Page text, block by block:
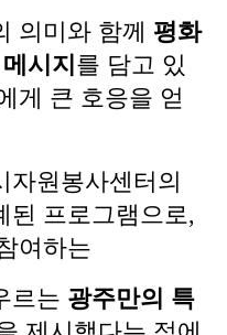
의미와 함께 평화
시지 를 담고 있
게 큰 호응을 얻
자원봉사센터의
된 프로그램으로,
여하는
르는 광주만의 특